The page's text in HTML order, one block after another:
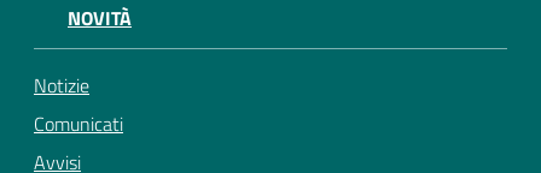
NOVITÀ
Notizie
Comunicati
Avvisi